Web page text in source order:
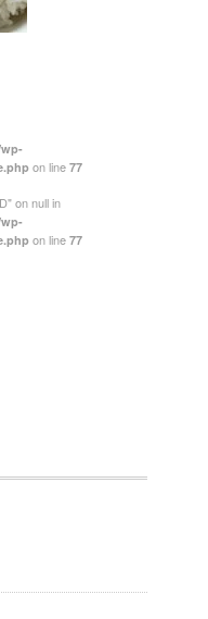
on line 77
on null in
on line 77